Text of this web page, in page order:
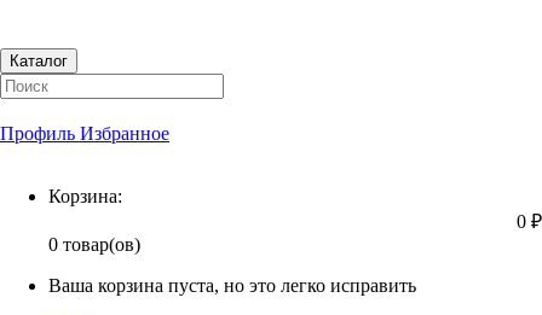
Каталог
Профиль Избранное
Корзина:
0 ₽
0 товар(ов)
Ваша корзина пуста, но это легко исправить